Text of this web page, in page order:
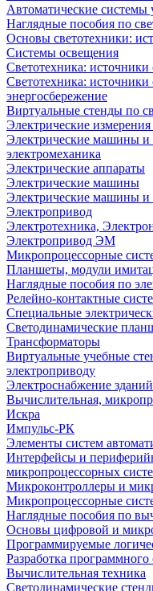
Автоматические
Наглядные пособия по
Основы светотехники:
Системы освещения
Светотехника: источники
Светотехника: источники
энергосбережение
Виртуальные стенды по
Электрические
Электрические машины и
электромеханика
Электрические аппараты
Электрические машины
Электрические машины и
Электропривод
Электротехника,
Электропривод ЭМ
Микропроцессорные
Планшеты, модули
Наглядные пособия по
Релейно-контактные
Специальные
Светодинамические
Трансформаторы
Виртуальные учебные
электроприводу
Электроснабжение зданий
Вычислительная,
Искра
Импульс-РК
Элементы систем
Интерфейсы и
микропроцессорных
Микроконтроллеры и
Микропроцессорные
Наглядные пособия по
Основы цифровой и
Программируемые
Разработка программного
Вычислительная техника
Светодинамические